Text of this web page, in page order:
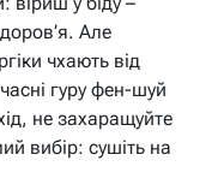
Але
чхають від
гуру фен-шуй
не захаращуйте
вибір: сушіть на